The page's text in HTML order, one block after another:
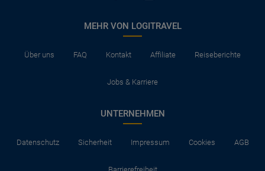
MEHR VON LOGITRAVEL
Über uns FAQ Kontakt Affiliate Reiseberichte
Jobs & Karriere
UNTERNEHMEN
Datenschutz Sicherheit Impressum Cookies AGB